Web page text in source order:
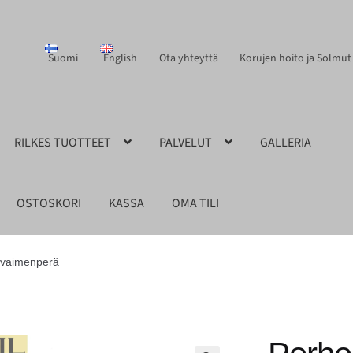
Suomi English Ota yhteyttä Korujen hoito ja Solmut
RILKES TUOTTEET PALVELUT GALLERIA
OSTOSKORI KASSA OMA TILI